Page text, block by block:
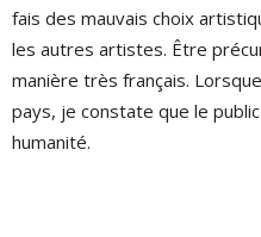
fais des mauvais choix
les autres artistes. Être
manière très français.
pays, je constate que le
humanité.